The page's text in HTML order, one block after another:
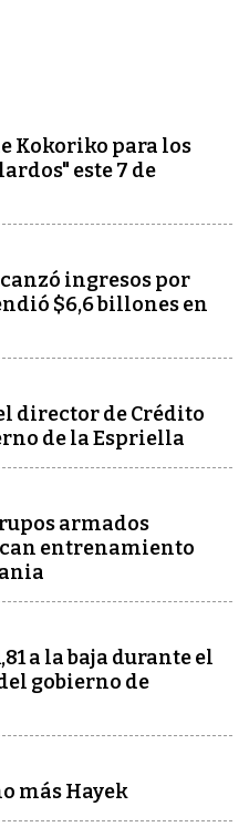
Kokoriko para los
este 7 de
ingresos por
$6,6 billones en
director de Crédito
de la Espriella
armados
entrenamiento
a la baja durante el
gobierno de
más Hayek